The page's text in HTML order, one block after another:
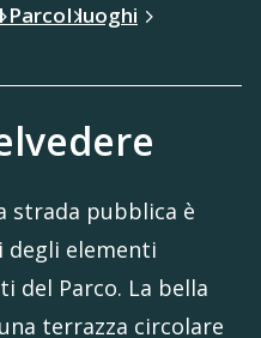
ParcoI luoghi
strada pubblica è
degli elementi
del Parco. La bella
terrazza circolare